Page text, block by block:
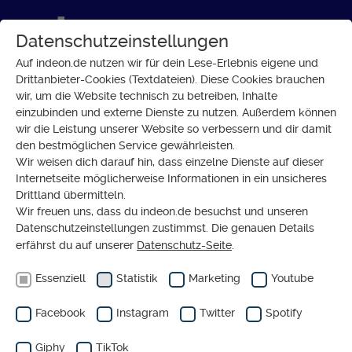
SOZIALES
Flucht aus der Ukraine: In
Deutschland angekommen
Datenschutzeinstellungen
Auf indeon.de nutzen wir für dein Lese-Erlebnis eigene und
Drittanbieter-Cookies (Textdateien). Diese Cookies brauchen
wir, um die Website technisch zu betreiben, Inhalte
einzubinden und externe Dienste zu nutzen. Außerdem können
wir die Leistung unserer Website so verbessern und dir damit
den bestmöglichen Service gewährleisten.
Wir weisen dich darauf hin, dass einzelne Dienste auf dieser
Internetseite möglicherweise Informationen in ein unsicheres
Drittland übermitteln.
Wir freuen uns, dass du indeon.de besuchst und unseren
Datenschutzeinstellungen zustimmst. Die genauen Details
erfährst du auf unserer Datenschutz-Seite
Essenziell Statistik Marketing Youtube
Facebook Instagram Twitter Spotify
Giphy TikTok